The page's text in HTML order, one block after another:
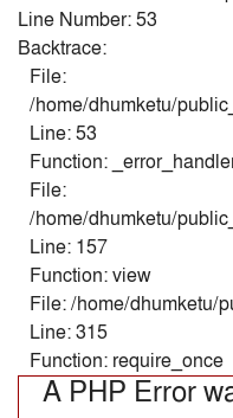
Line Number: 53
Backtrace:
File:
/home/dhumketu/
Line: 53
Function:
File:
/home/dhumketu/
Line: 157
Function: view
File: /home/dhumketu/
Line: 315
Function: require_once
A PHP Error